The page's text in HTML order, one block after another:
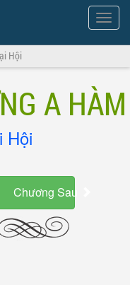
Show
Menu
Hội
A HÀM
Hội
Chương Sau